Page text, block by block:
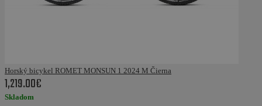
Horský bicykel ROMET MONSUN 1 2024 M Čierna
1,219.00€
Skladom